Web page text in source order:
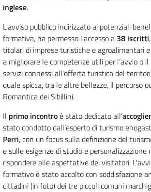
inglese.
L'avviso pubblico indirizzato ai potenziali
formativa, ha permesso l'accesso a 38 iscritti
titolari di imprese turistiche e agroalimentari
a migliorare le competenze utili per l’avvio o
servizi connessi all'offerta turistica del
quale spicca, tra le altre bellezze, il percorso
Romantica dei Sibillini.
Il primo incontroè stato dedicato all’
stato condotto dall’esperto di turismo
Perri, con un focus sulla definizione del
e sulle esigenze di studio e personalizzazione
rispondere alle aspettative dei visitatori.
formativo è stato accolto con soddisfazione
cittadini (in foto) dei tre piccoli comuni